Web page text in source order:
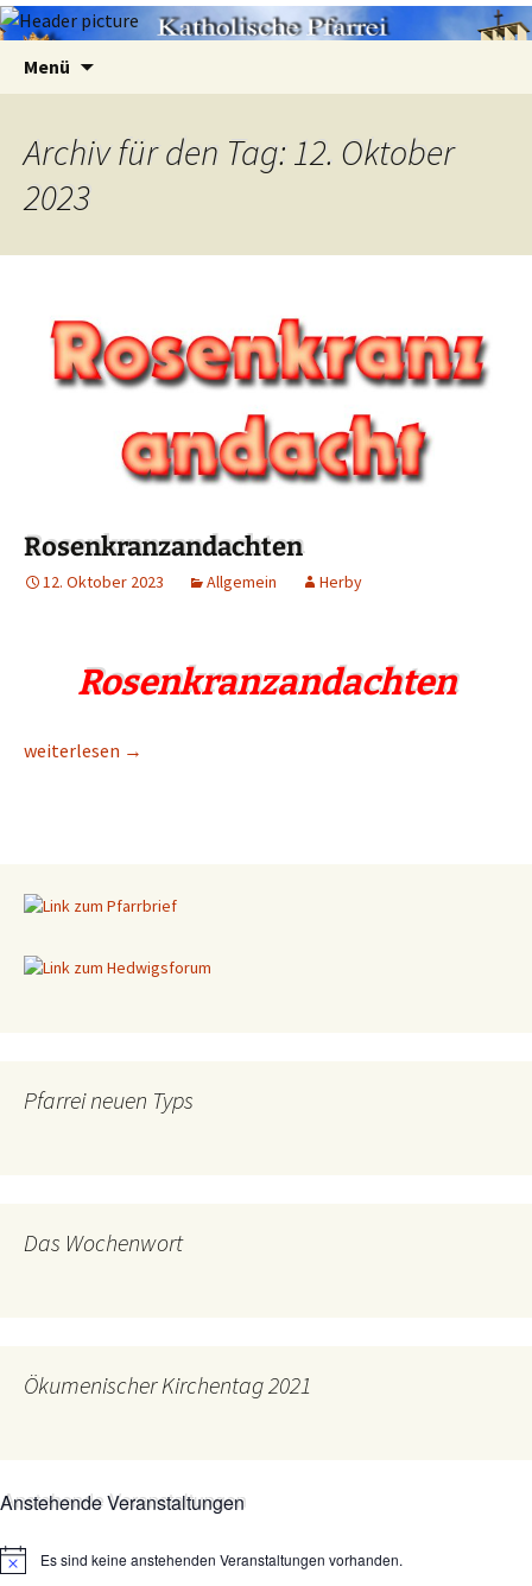
Menü
Archiv für den Tag: 12. Oktober
2023
Rosenkranzandachten
12. Oktober 2023 Allgemein Herby
Rosenkranzandachten
Rosenkranzandachten
weiterlesen →
Pfarrei neuen Typs
Das Wochenwort
Ökumenischer Kirchentag 2021
Anstehende Veranstaltungen
HinweisEs sind keine anstehenden Veranstaltungen vorhanden.